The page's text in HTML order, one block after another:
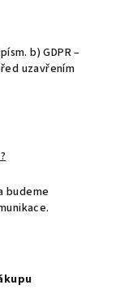
b) GDPR –
uzavřením
budeme